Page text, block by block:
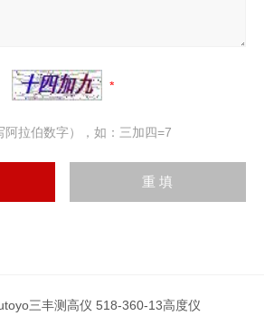
阿拉伯数字），如：三加四=7
三丰测高仪 518-360-13高度仪